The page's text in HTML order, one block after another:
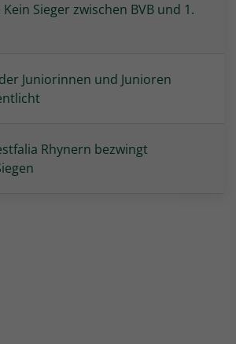
Sieger zwischen BVB und 1.
Juniorinnen und Junioren
Rhynern bezwingt